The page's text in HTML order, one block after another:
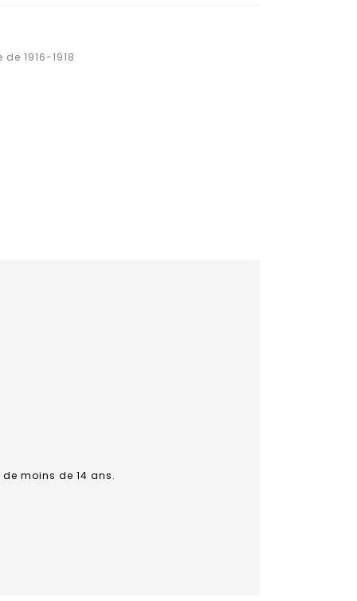
1916-1918
moins de 14 ans.